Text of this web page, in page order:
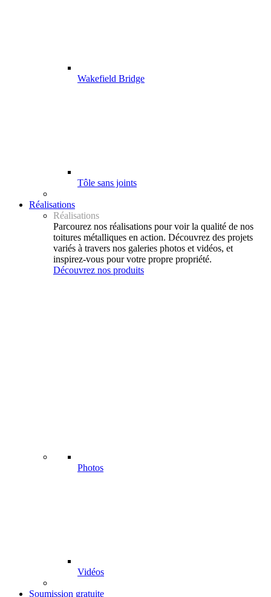
Wakefield Bridge
Tôle sans joints
Réalisations
Réalisations
Parcourez nos réalisations pour voir la qualité de nos
toitures métalliques en action. Découvrez des projets
variés à travers nos galeries photos et vidéos, et
inspirez-vous pour votre propre propriété.
Découvrez nos produits
Photos
Vidéos
Soumission gratuite